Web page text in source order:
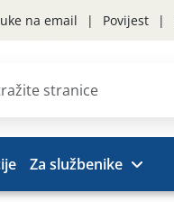
na email Povijest
Za službenike